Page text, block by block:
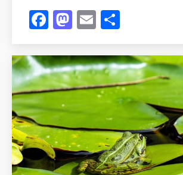
Facebook
Mastodon
Email